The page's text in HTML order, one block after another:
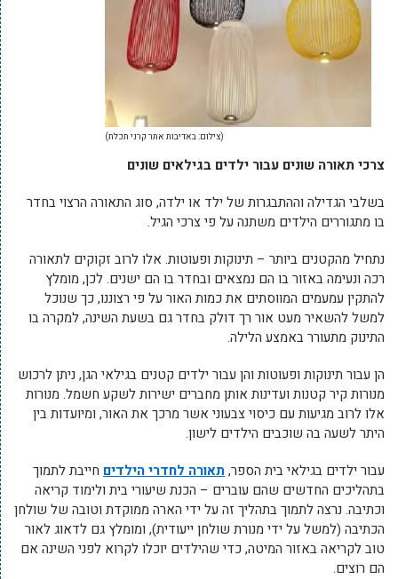
(צילום: באדיבות אתר קרני תכלת)
צרכי תאורה שונים עבור ילדים בגילאים שונים
בשלבי הגדילה וההתבגרות של ילד או ילדה, סוג התאורה הרצוי בחדר
בו מתגוררים הילדים משתנה על פי צרכי הגיל.
נתחיל מהקטנים ביותר – תינוקות ופעוטות. אלו לרוב זקוקים לתאורה
רכה ונעימה באזור בו הם נמצאים ובחדר בו הם ישנים. לכן, מומלץ
להתקין עמעמים המווסתים את כמות האור על פי רצוננו, כך שנוכל
למשל להשאיר מעט אור רך דולק בחדר גם בשעת השינה, למקרה בו
התינוק מתעורר באמצע הלילה.
הן עבור תינוקות ופעוטות והן עבור ילדים קטנים בגילאי הגן, ניתן לרכוש
מנורות קיר קטנות ועדינות אותן מחברים ישירות לשקע חשמל. מנורות
אלו לרוב מגיעות עם כיסוי צבעוני אשר מרכך את האור, ומיועדות בין
היתר לשעה בה שוכבים הילדים לישון.
עבור ילדים בגילאי בית הספר, תאורה לחדרי הילדים חייבת לתמוך
בתהליכים החדשים שהם עוברים – הכנת שיעורי בית ולימוד קריאה
וכתיבה. נרצה לתמוך בתהליך זה על ידי הארה ממוקדת וטובה של שולחן
הכתיבה (למשל על ידי מנורת שולחן ייעודית), ומומלץ גם לדאוג לאור
טוב לקריאה באזור המיטה, כדי שהילדים יוכלו לקרוא לפני השינה אם
הם רוצים.